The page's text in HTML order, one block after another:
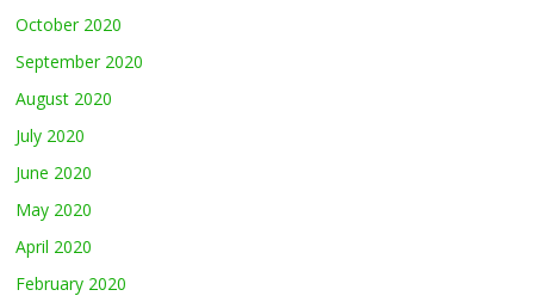
October 2020
September 2020
August 2020
July 2020
June 2020
May 2020
April 2020
February 2020